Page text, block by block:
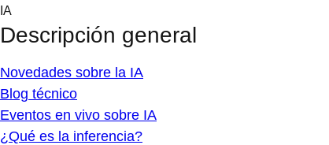
Skip
content
IA
Descripción general
Novedades sobre la IA
Blog técnico
Eventos en vivo sobre IA
¿Qué es la inferencia?